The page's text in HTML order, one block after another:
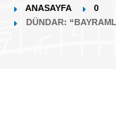
ANASAYFA
0
DÜNDAR: